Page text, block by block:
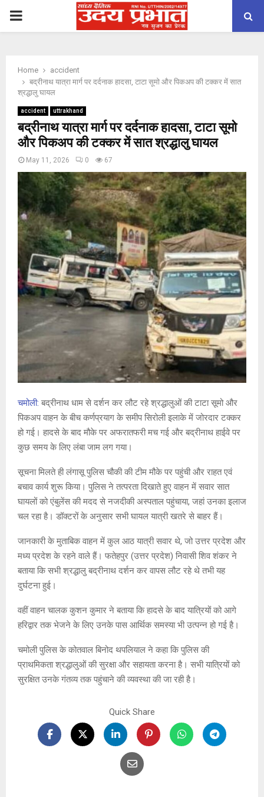
PRIMARY
Home
accident
बद्रीनाथ यात्रा मार्ग पर दर्दनाक हादसा, टाटा सूमो और पिकअप की टक्कर में सात
श्रद्धालु घायल
accident uttrakhand
बद्रीनाथ यात्रा मार्ग पर दर्दनाक हादसा, टाटा सूमो
और पिकअप की टक्कर में सात श्रद्धालु घायल
May 11, 2026 0 67
चमोली: बद्रीनाथ धाम से दर्शन कर लौट रहे श्रद्धालुओं की टाटा सूमो और
पिकअप वाहन के बीच कर्णप्रयाग के समीप सिरोली इलाके में जोरदार टक्कर
हो गई। हादसे के बाद मौके पर अफरातफरी मच गई और बद्रीनाथ हाईवे पर
कुछ समय के लिए लंबा जाम लग गया।
सूचना मिलते ही लंगासू पुलिस चौकी की टीम मौके पर पहुंची और राहत एवं
बचाव कार्य शुरू किया। पुलिस ने तत्परता दिखाते हुए वाहन में सवार सात
घायलों को एंबुलेंस की मदद से नजदीकी अस्पताल पहुंचाया, जहां उनका इलाज
चल रहा है। डॉक्टरों के अनुसार सभी घायल यात्री खतरे से बाहर हैं।
जानकारी के मुताबिक वाहन में कुल आठ यात्री सवार थे, जो उत्तर प्रदेश और
मध्य प्रदेश के रहने वाले हैं। फतेहपुर (उत्तर प्रदेश) निवासी शिव शंकर ने
बताया कि सभी श्रद्धालु बद्रीनाथ दर्शन कर वापस लौट रहे थे तभी यह
दुर्घटना हुई।
वहीं वाहन चालक कुशन कुमार ने बताया कि हादसे के बाद यात्रियों को आगे
हरिद्वार तक भेजने के लिए उनके पास आर्थिक समस्या भी उत्पन्न हो गई है।
चमोली पुलिस के कोतवाल बिनोद थपलियाल ने कहा कि पुलिस की
प्राथमिकता श्रद्धालुओं की सुरक्षा और सहायता करना है। सभी यात्रियों को
सुरक्षित उनके गंतव्य तक पहुंचाने की व्यवस्था की जा रही है।
Quick Share